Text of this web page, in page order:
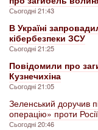
Сьогодні 21:43
В Україні
кібербезпеки ЗСУ
Сьогодні 21:25
Повідомили про
Кузнечихіна
Сьогодні 21:05
Зеленський доручив
операцію» проти Росії
Сьогодні 20:46